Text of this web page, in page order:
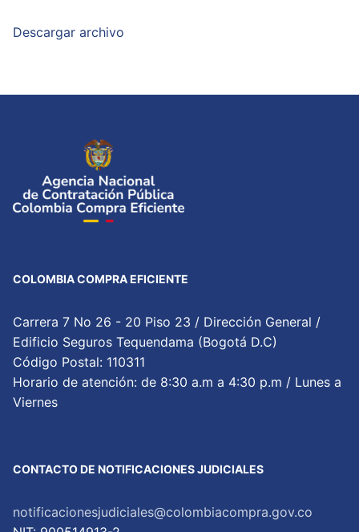
Descargar archivo
COLOMBIA COMPRA EFICIENTE
Carrera 7 No 26 - 20 Piso 23 / Dirección General /
Edificio Seguros Tequendama (Bogotá D.C)
Código Postal: 110311
Horario de atención: de 8:30 a.m a 4:30 p.m / Lunes a
Viernes
CONTACTO DE NOTIFICACIONES JUDICIALES
notificacionesjudiciales@colombiacompra.gov.co